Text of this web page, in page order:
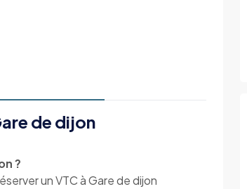
de dijon
?
un VTC à Gare de dijon